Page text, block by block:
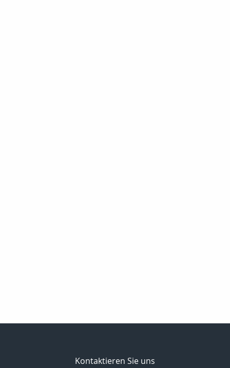
Kontaktieren Sie uns